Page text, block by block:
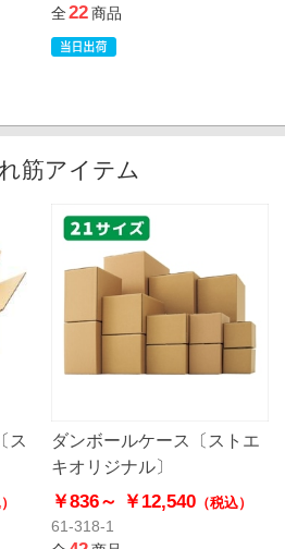
全22商品
筋アイテム
ス
ダンボールケース〔ストエ
キオリジナル〕
￥836～ ￥12,540（税込）
61-318-1